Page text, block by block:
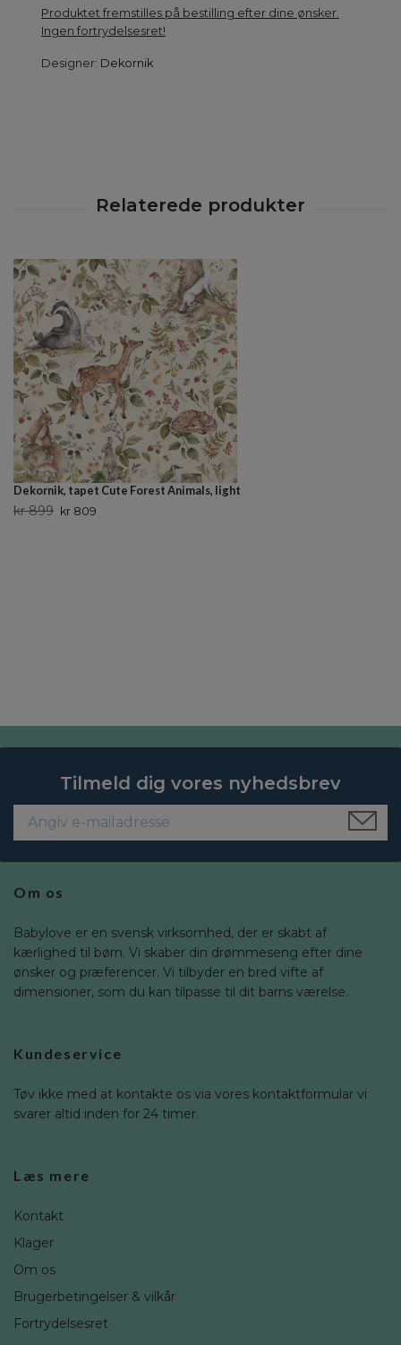
Produktet fremstilles på bestilling efter dine ønsker.
Ingen fortrydelsesret!
Designer: Dekornik
Dekornik, tapet Cute Forest Animals, light
kr 899 kr 809
Tilmeld dig vores nyhedsbrev
Om os
Babylove er en svensk virksomhed, der er skabt af
kærlighed til børn. Vi skaber din drømmeseng efter dine
ønsker og præferencer. Vi tilbyder en bred vifte af
dimensioner, som du kan tilpasse til dit barns værelse.
Kundeservice
Tøv ikke med at kontakte os via vores kontaktformular vi
svarer altid inden for 24 timer.
Læs mere
Kontakt
Klager
Om os
Brugerbetingelser & vilkår
Fortrydelsesret